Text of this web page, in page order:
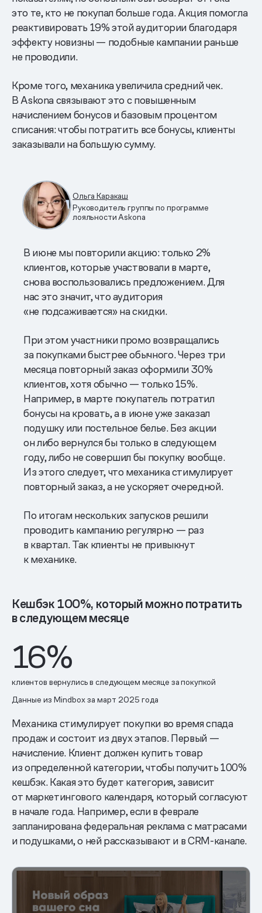
это те, кто не покупал больше года. Акция помогла
реактивировать 19% этой аудитории благодаря
эффекту новизны — подобные кампании раньше
не проводили.
Кроме того, механика увеличила средний чек.
В Askona связывают это с повышенным
начислением бонусов и базовым процентом
списания: чтобы потратить все бонусы, клиенты
заказывали на большую сумму.
Ольга Каракаш
Руководитель группы по программе
лояльности Askona
В июне мы повторили акцию: только 2%
клиентов, которые участвовали в марте,
снова воспользовались предложением. Для
нас это значит, что аудитория
«не подсаживается» на скидки.
При этом участники промо возвращались
за покупками быстрее обычного. Через три
месяца повторный заказ оформили 30%
клиентов, хотя обычно — только 15%.
Например, в марте покупатель потратил
бонусы на кровать, а в июне уже заказал
подушку или постельное белье. Без акции
он либо вернулся бы только в следующем
году, либо не совершил бы покупку вообще.
Из этого следует, что механика стимулирует
повторный заказ, а не ускоряет очередной.
По итогам нескольких запусков решили
проводить кампанию регулярно — раз
в квартал. Так клиенты не привыкнут
к механике.
Кешбэк 100%, который можно потратить
в следующем месяце
16%
клиентов вернулись в следующем месяце за покупкой
Данные из Mindbox за март 2025 года
Механика стимулирует покупки во время спада
продаж и состоит из двух этапов. Первый —
начисление. Клиент должен купить товар
из определенной категории, чтобы получить 100%
кешбэк. Какая это будет категория, зависит
от маркетингового календаря, который согласуют
в начале года. Например, если в феврале
запланирована федеральная реклама с матрасами
и подушками, о ней рассказывают и в CRM-канале.